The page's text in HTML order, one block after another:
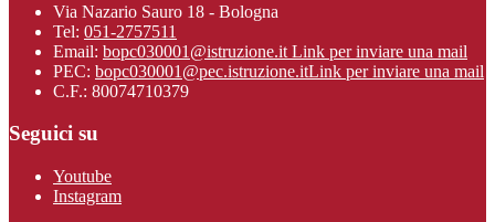
Via Nazario Sauro 18 - Bologna
Tel: 051-2757511
Email: bopc030001@istruzione.it Link per inviare una mail
PEC: bopc030001@pec.istruzione.itLink per inviare una mail
C.F.: 80074710379
Seguici su
Youtube
Instagram